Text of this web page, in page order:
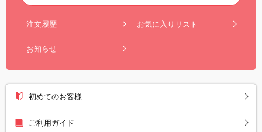
注文履歴 お気に入りリスト
お知らせ
初めてのお客様
ご利用ガイド